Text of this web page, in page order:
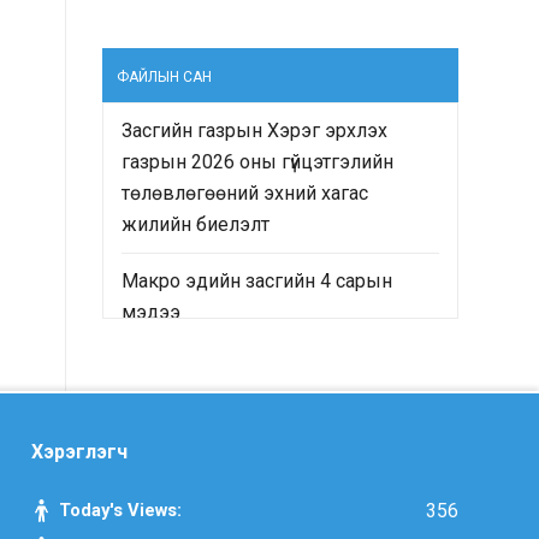
ФАЙЛЫН САН
Засгийн газрын Хэрэг эрхлэх
газрын 2026 оны гүйцэтгэлийн
төлөвлөгөөний эхний хагас
жилийн биелэлт
Макро эдийн засгийн 4 сарын
мэдээ
2024-2028 оны үйл ажиллагааны
болон “Монгол Улсын хөгжлийн
Хэрэглэгч
Today's Views: 356